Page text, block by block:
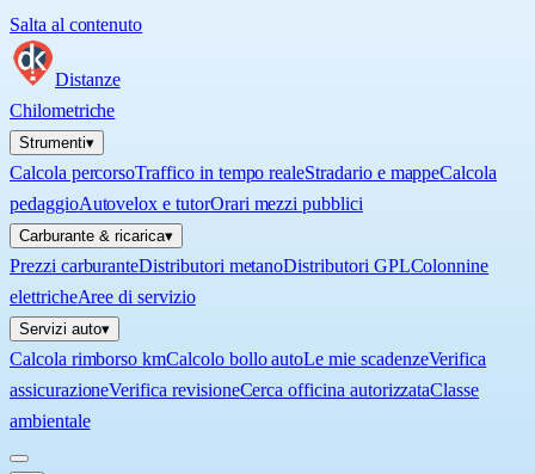
Salta al contenuto
Distanze
Chilometriche
Strumenti▾
Calcola percorsoTraffico in tempo realeStradario e mappeCalcola
pedaggioAutovelox e tutorOrari mezzi pubblici
Carburante & ricarica▾
Prezzi carburanteDistributori metanoDistributori GPLColonnine
elettricheAree di servizio
Servizi auto▾
Calcola rimborso kmCalcolo bollo autoLe mie scadenzeVerifica
assicurazioneVerifica revisioneCerca officina autorizzataClasse
ambientale